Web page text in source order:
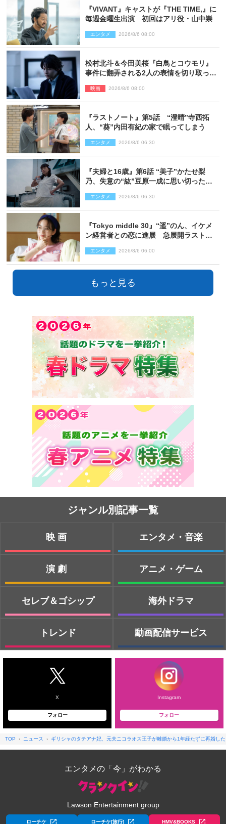
『VIVANT』キャストが『THE TIME,』に
毎週金曜生出演 初回はアリ役・山中崇
エンタメ 2026/8/6 08:00
松村北斗＆今田美桜『白鳥とコウモリ』
事件に翻弄される2人の表情を切り取った
映画 2026/8/6 08:00
『ラストノート』第5話 “澄晴”寺西拓
人、“葵”内田有紀の家で眠ってしまう
エンタメ 2026/8/6 06:30
『夫婦と16歳』第6話 “美子”かたせ梨
乃、失意の“紘”豆原一成に思い切ったプ
エンタメ 2026/8/6 06:30
『Tokyo middle 30』“遥”のん、イケメ
ン経営者との恋に進展 急展開ラストに
エンタメ 2026/8/6 06:00
もっと見る
ジャンル別記事一覧
映画
演劇
セレブ＆ゴシップ
トレンド
エンタメ・音楽
アニメ・ゲーム
海外ドラマ
動画配信サービス
X
フォロー
Instagram
フォロー
TOP ニュース ギリシャのタチアナ妃、元夫ニコラオス王子が離婚から1年経たずに再婚し
エンタメの「今」がわかる
Lawson Entertainment group
ローチケ ローチケ[旅行] HMV&BOOKS